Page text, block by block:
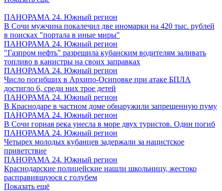
ПАНОРАМА 24. Южный регион
В Сочи мужчина покалечил две иномарки на 420 тыс. рублей
в поисках "портала в иные миры"
ПАНОРАМА 24. Южный регион
"Газпром нефть" разрешила кубанским водителям заливать
топливо в канистры на своих заправках
ПАНОРАМА 24. Южный регион
Число погибших в Архипо-Осиповке при атаке БПЛА
достигло 6, среди них трое детей
ПАНОРАМА 24. Южный регион
В Краснодаре в частном доме обнаружили запрещенную пуму
ПАНОРАМА 24. Южный регион
В Сочи горная река унесла в море двух туристов. Один погиб
ПАНОРАМА 24. Южный регион
Четырех молодых кубанцев задержали за нацистское
приветствие
ПАНОРАМА 24. Южный регион
Краснодарские полицейские нашли школьницу, жестоко
расправившуюся с голубем
Показать ещё